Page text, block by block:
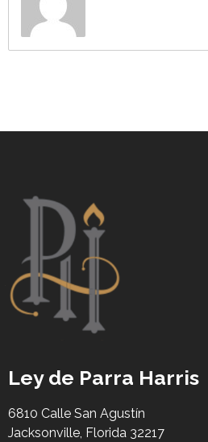
Ley de Parra Harris
6810 Calle San Agustín
Jacksonville, Florida 32217